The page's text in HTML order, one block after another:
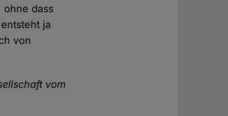
ohne dass
ja
von
vom